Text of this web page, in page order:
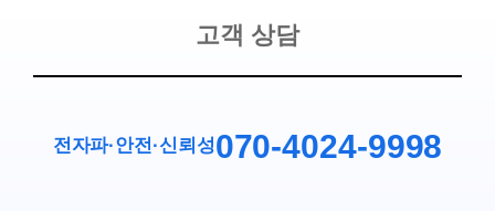
고객 상담
전자파·안전·신뢰성070-4024-9998